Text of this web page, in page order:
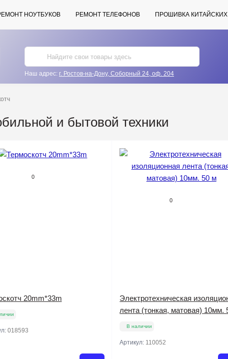
НОУТБУКОВ РЕМОНТ ТЕЛЕФОНОВ ПРОШИВКА
Наш адрес: г. Ростов-на-Дону, Соборный 24, оф. 204
и бытовой техники
0
20mm*33m
018593
0
Электротехническая
лента (тонкая, матовая) 10мм.
В наличии
Артикул: 110052